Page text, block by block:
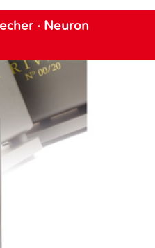
· Neuron